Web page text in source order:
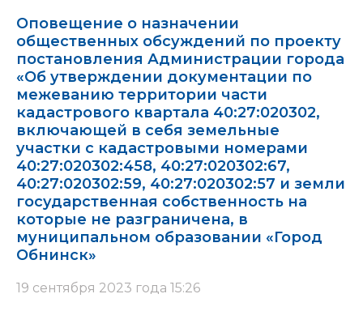
Оповещение о назначении
общественных обсуждений по проекту
постановления Администрации города
«Об утверждении документации по
межеванию территории части
кадастрового квартала 40:27:020302,
включающей в себя земельные
участки с кадастровыми номерами
40:27:020302:458, 40:27:020302:67,
40:27:020302:59, 40:27:020302:57 и земли
государственная собственность на
которые не разграничена, в
муниципальном образовании «Город
Обнинск»
19 сентября 2023 года 15:26